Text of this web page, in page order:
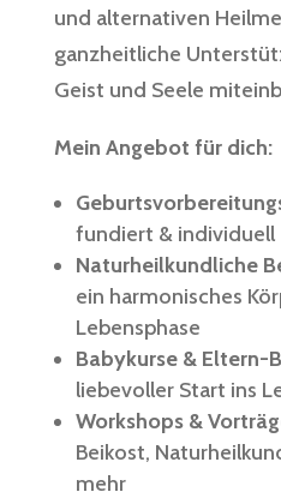
und alternativen
ganzheitliche
Geist und Seele
Mein Angebot für dich:
fundiert & individuell
Naturheilkundliche
ein harmonisches
Lebensphase
Babykurse & Eltern-
liebevoller Start ins
Workshops &
Beikost,
mehr